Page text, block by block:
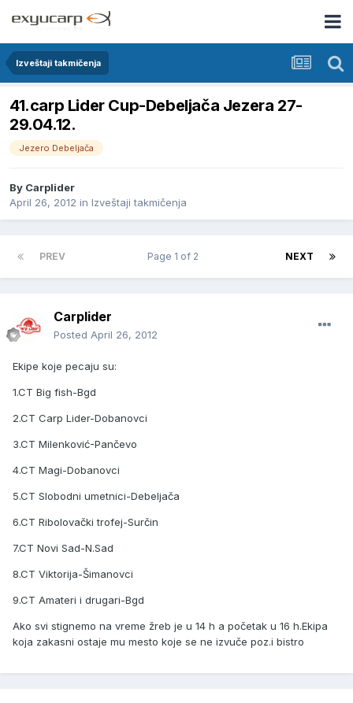
Izveštaji takmičenja
41.carp Lider Cup-Debeljača Jezera 27-
29.04.12.
Jezero Debeljača
By Carplider
April 26, 2012 in Izveštaji takmičenja
PREV NEXT
Page 1 of 2
Carplider
Posted April 26, 2012
Ekipe koje pecaju su:
1.CT Big fish-Bgd
2.CT Carp Lider-Dobanovci
3.CT Milenković-Pančevo
4.CT Magi-Dobanovci
5.CT Slobodni umetnici-Debeljača
6.CT Ribolovački trofej-Surčin
7.CT Novi Sad-N.Sad
8.CT Viktorija-Šimanovci
9.CT Amateri i drugari-Bgd
Ako svi stignemo na vreme žreb je u 14 h a početak u 16 h.Ekipa
koja zakasni ostaje mu mesto koje se ne izvuče poz.i bistro